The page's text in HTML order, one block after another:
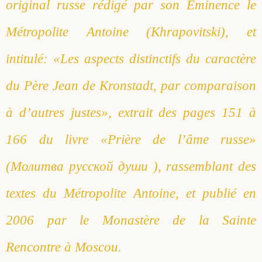
original russe rédigé par son Éminence le
Métropolite Antoine (Khrapovitski), et
intitulé: «Les aspects distinctifs du caractère
du Père Jean de Kronstadt, par comparaison
à d’autres justes», extrait des pages 151 à
166 du livre «Prière de l’âme russe»
(Молитва русской души ), rassemblant des
textes du Métropolite Antoine, et publié en
2006 par le Monastère de la Sainte
Rencontre à Moscou.